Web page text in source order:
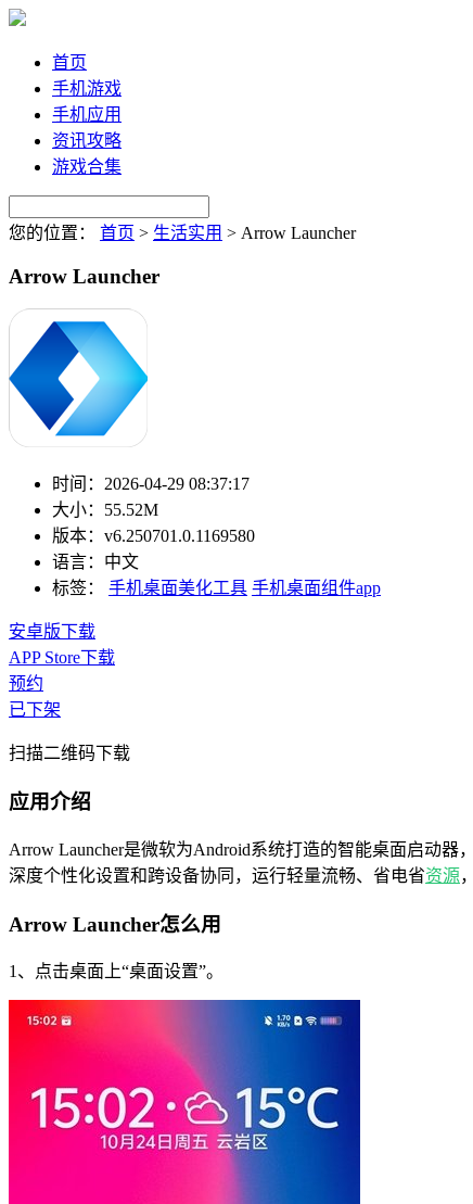
首页
手机游戏
手机应用
资讯攻略
游戏合集
您的位置： 首页 > 生活实用 > Arrow Launcher
Arrow Launcher
时间： 2026-04-29 08:37:17
大小： 55.52M
版本： v6.250701.0.1169580
语言： 中文
标签：
手机桌面美化工具 手机桌面组件app
安卓版下载
APP Store下载
预约
已下架
扫描二维码下载
应用介绍
Arrow Launcher是微软为Android系统打造的智能桌面启动
深度个性化设置和跨设备协同，运行轻量流畅、省电省资源
Arrow Launcher怎么用
1、点击桌面上“桌面设置”。